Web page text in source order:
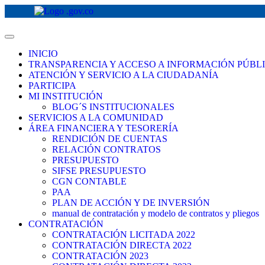
INICIO
TRANSPARENCIA Y ACCESO A INFORMACIÓN
ATENCIÓN Y SERVICIO A LA CIUDADANÍA
PARTICIPA
MI INSTITUCIÓN
BLOG´S INSTITUCIONALES
SERVICIOS A LA COMUNIDAD
ÁREA FINANCIERA Y TESORERÍA
RENDICIÓN DE CUENTAS
RELACIÓN CONTRATOS
PRESUPUESTO
SIFSE PRESUPUESTO
CGN CONTABLE
PAA
PLAN DE ACCIÓN Y DE INVERSIÓN
manual de contratación y modelo de contratos y pliegos
CONTRATACIÓN
CONTRATACIÓN LICITADA 2022
CONTRATACIÓN DIRECTA 2022
CONTRATACIÓN 2023